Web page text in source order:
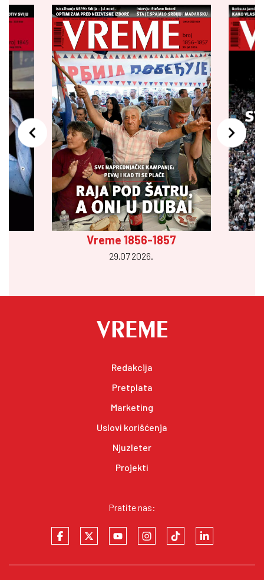
Vreme 1856-1857
29.07 2026.
Redakcija
Pretplata
Marketing
Uslovi korišćenja
Njuzleter
Projekti
Pratite nas: